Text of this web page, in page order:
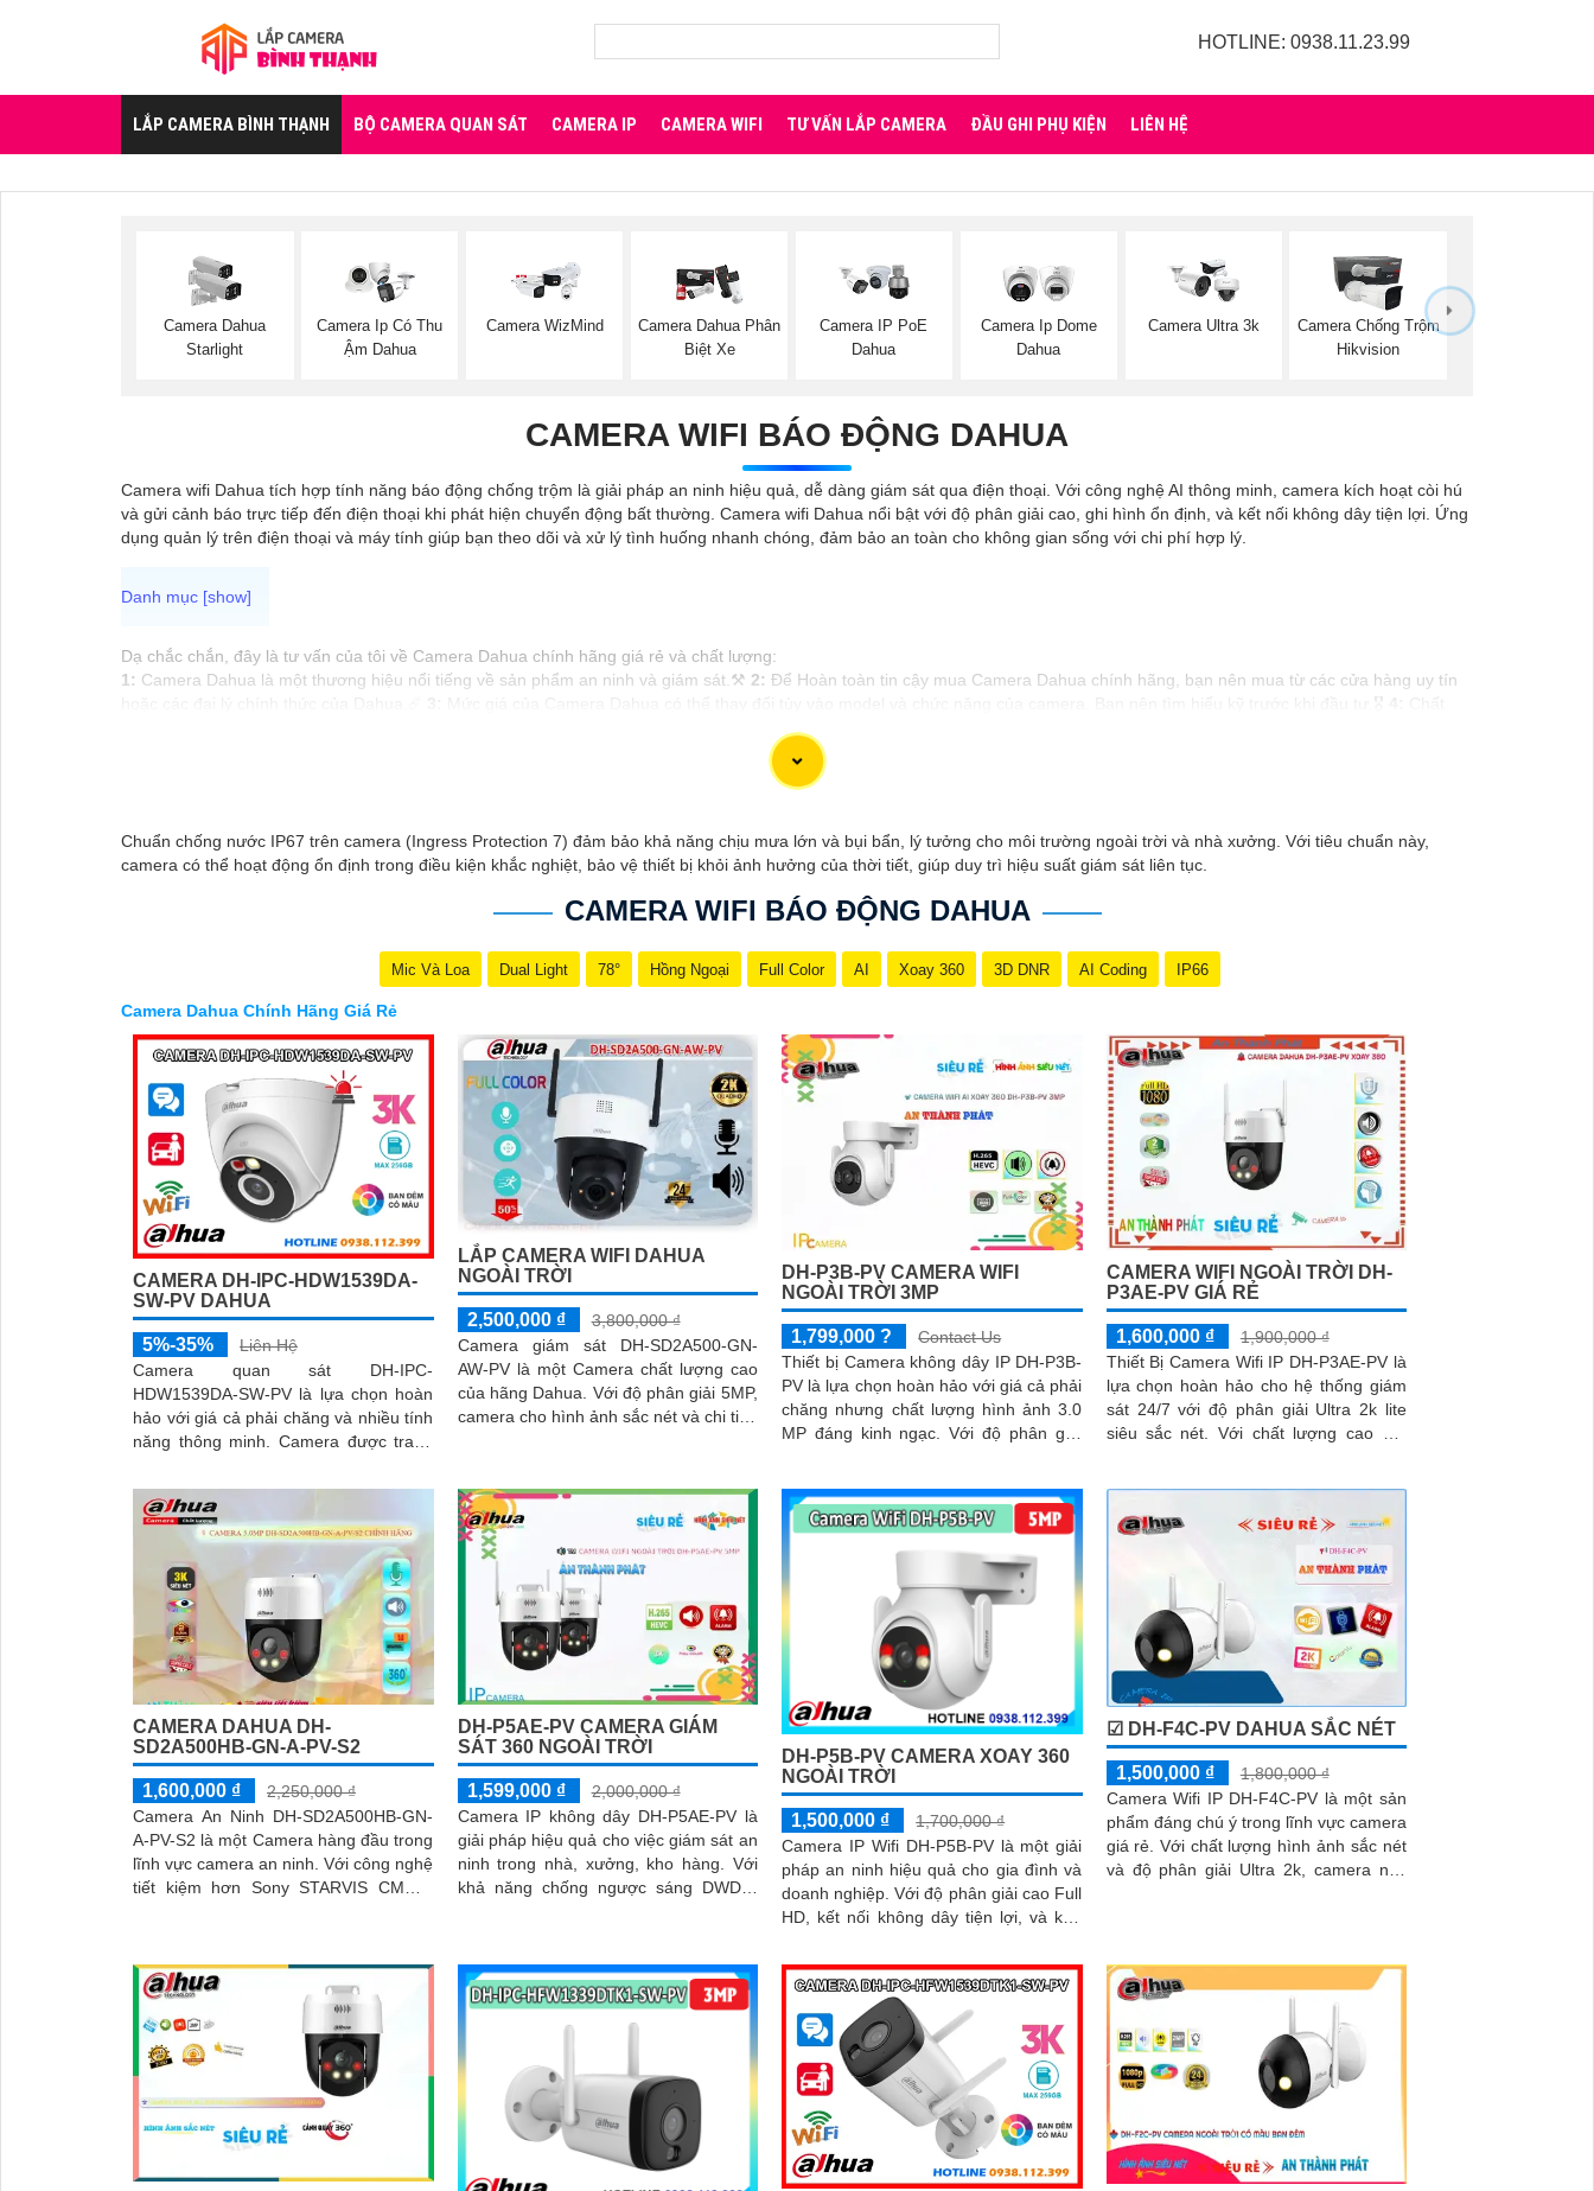
HOTLINE: 0938.11.23.99
LẮP CAMERA BÌNH THẠNH BỘ CAMERA QUAN SÁT CAMERA IP CAMERA WIFI TƯ VẤN LẮP CAMERA ĐẦU GHI PHỤ KIỆN LIÊN HỆ
Camera Dahua
Starlight
Camera Ip Có Thu
Ậm Dahua
Camera WizMind
Camera Dahua Phân
Biệt Xe
Camera IP PoE
Dahua
Camera Ip Dome
Dahua
Camera Ultra 3k
Camera Chống Trộm
Hikvision
CAMERA WIFI BÁO ĐỘNG DAHUA
Camera wifi Dahua tích hợp tính năng báo động chống trộm là giải pháp an ninh hiệu quả, dễ dàng giám sát qua điện thoại. Với công nghệ AI thông minh, camera kích hoạt còi hú
và gửi cảnh báo trực tiếp đến điện thoại khi phát hiện chuyển động bất thường. Camera wifi Dahua nổi bật với độ phân giải cao, ghi hình ổn định, và kết nối không dây tiện lợi. Ứng
dụng quản lý trên điện thoại và máy tính giúp bạn theo dõi và xử lý tình huống nhanh chóng, đảm bảo an toàn cho không gian sống với chi phí hợp lý.
Dạ chắc chắn, đây là tư vấn của tôi về Camera Dahua chính hãng giá rẻ và chất lượng:
1: Camera Dahua là một thương hiệu nổi tiếng về sản phẩm an ninh và giám sát.⚒ 2: Để Hoàn toàn tin cậy mua Camera Dahua chính hãng, bạn nên mua từ các cửa hàng uy tín
Hy vọng rằng những thông tin trên sẽ giúp bạn chọn lựa được Camera Dahua chính hãng, giá rẻ và chất lượng. Nếu bạn có thêm câu hỏi hoặc cần tư vấn thêm, đừng ngần ngại để
Chuẩn chống nước IP67 trên camera (Ingress Protection 7) đảm bảo khả năng chịu mưa lớn và bụi bẩn, lý tưởng cho môi trường ngoài trời và nhà xưởng. Với tiêu chuẩn này,
camera có thể hoạt động ổn định trong điều kiện khắc nghiệt, bảo vệ thiết bị khỏi ảnh hưởng của thời tiết, giúp duy trì hiệu suất giám sát liên tục.
CAMERA WIFI BÁO ĐỘNG DAHUA
Mic Và Loa Dual Light 78° Hồng Ngoại Full Color AI Xoay 360 3D DNR AI Coding IP66
Camera Dahua Chính Hãng Giá Rẻ
CAMERA DH-IPC-HDW1539DA-
SW-PV DAHUA
5%-35%
Liên Hệ
Camera quan sát DH-IPC-
HDW1539DA-SW-PV là lựa chọn hoàn
hảo với giá cả phải chăng và nhiều tính
năng thông minh. Camera được trang
phát hiện con người và phương tiện
báo động chủ động chính xác
LẮP CAMERA WIFI DAHUA
NGOÀI TRỜI
2,500,000 ₫
3,800,000 ₫
Camera giám sát DH-SD2A500-GN-
AW-PV là một Camera chất lượng cao
của hãng Dahua. Với độ phân giải 5MP,
camera cho hình ảnh sắc nét và chi tiết.
DH-P3B-PV CAMERA WIFI
NGOÀI TRỜI 3MP
1,799,000 ?
Contact Us
Thiết bị Camera không dây IP DH-P3B-
PV là lựa chọn hoàn hảo với giá cả phải
chăng nhưng chất lượng hình ảnh 3.0
MP đáng kinh ngạc. Với độ phân giải
CAMERA WIFI NGOÀI TRỜI DH-
P3AE-PV GIÁ RẺ
1,600,000 ₫
1,900,000 ₫
Thiết Bị Camera Wifi IP DH-P3AE-PV là
lựa chọn hoàn hảo cho hệ thống giám
sát 24/7 với độ phân giải Ultra 2k lite
siêu sắc nét. Với chất lượng cao 3.0
CAMERA DAHUA DH-
SD2A500HB-GN-A-PV-S2
1,600,000 ₫
2,250,000 ₫
Camera An Ninh DH-SD2A500HB-GN-
A-PV-S2 là một Camera hàng đầu trong
lĩnh vực camera an ninh. Với công nghệ
tiết kiệm hơn Sony STARVIS CMOS,
DH-P5AE-PV CAMERA GIÁM
SÁT 360 NGOÀI TRỜI
1,599,000 ₫
2,000,000 ₫
Camera IP không dây DH-P5AE-PV là
giải pháp hiệu quả cho việc giám sát an
ninh trong nhà, xưởng, kho hàng. Với
khả năng chống ngược sáng DWDR,
DH-P5B-PV CAMERA XOAY 360
NGOÀI TRỜI
1,500,000 ₫
1,700,000 ₫
Camera IP Wifi DH-P5B-PV là một giải
pháp an ninh hiệu quả cho gia đình và
doanh nghiệp. Với độ phân giải cao Full
HD, kết nối không dây tiện lợi, và khả
camera giúp bạn theo dõi mọi góc cạnh
một cách rõ ràng
☑ DH-F4C-PV DAHUA SẮC NÉT
1,500,000 ₫
1,800,000 ₫
Camera Wifi IP DH-F4C-PV là một sản
phẩm đáng chú ý trong lĩnh vực camera
giá rẻ. Với chất lượng hình ảnh sắc nét
và độ phân giải Ultra 2k, camera này